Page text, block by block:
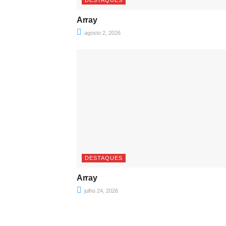
Array
agosto 2, 2026
DESTAQUES
Array
julho 24, 2026